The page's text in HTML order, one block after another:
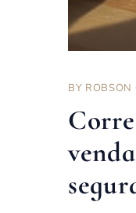
BY ROBSON